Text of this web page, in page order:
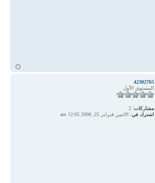
42302765
المستوى الأول
مشاركات:
اشترك في: الاثنين فبراير 25, 2008 12:05 am